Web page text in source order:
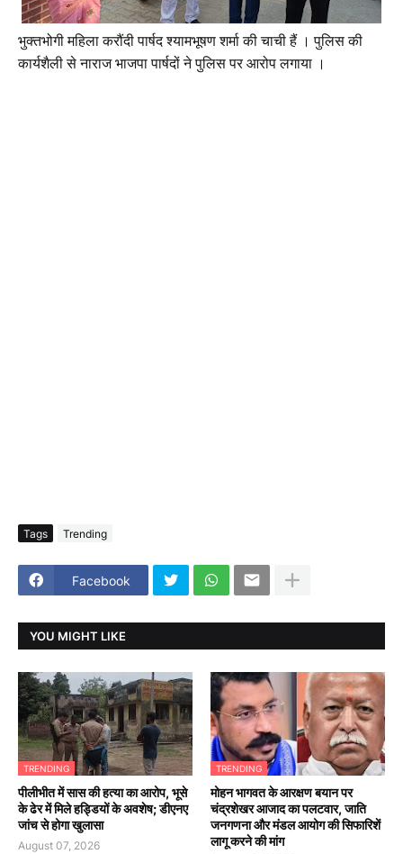
भुक्तभोगी महिला करौंदी पार्षद श्यामभूषण शर्मा की चाची हैं । पुलिस की
कार्यशैली से नाराज भाजपा पार्षदों ने पुलिस पर आरोप लगाया ।
Tags Trending
Facebook
YOU MIGHT LIKE
TRENDING
पीलीभीत में सास की हत्या का आरोप, भूसे
के ढेर में मिले हड्डियों के अवशेष; डीएनए
जांच से होगा खुलासा
August 07, 2026
TRENDING
मोहन भागवत के आरक्षण बयान पर
चंद्रशेखर आजाद का पलटवार, जाति
जनगणना और मंडल आयोग की सिफारिशें
लागू करने की मांग